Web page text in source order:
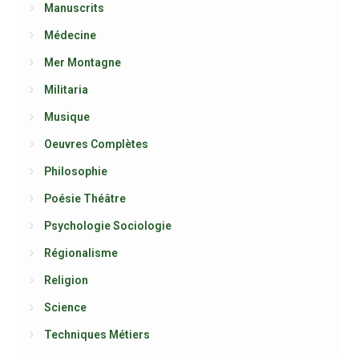
Manuscrits
Médecine
Mer Montagne
Militaria
Musique
Oeuvres Complètes
Philosophie
Poésie Théâtre
Psychologie Sociologie
Régionalisme
Religion
Science
Techniques Métiers